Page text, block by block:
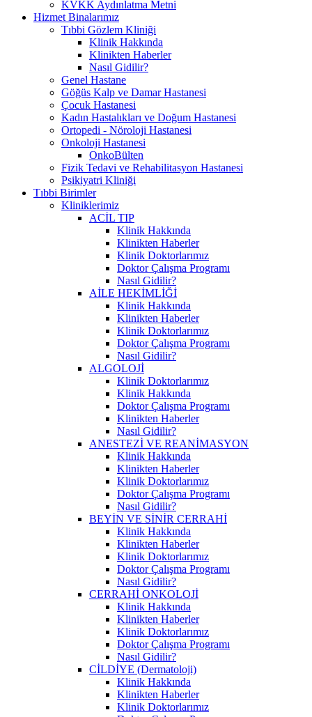
KVKK Aydınlatma Metni
Hizmet Binalarımız
Tıbbi Gözlem Kliniği
Klinik Hakkında
Klinikten Haberler
Nasıl Gidilir?
Genel Hastane
Göğüs Kalp ve Damar Hastanesi
Çocuk Hastanesi
Kadın Hastalıkları ve Doğum Hastanesi
Ortopedi - Nöroloji Hastanesi
Onkoloji Hastanesi
OnkoBülten
Fizik Tedavi ve Rehabilitasyon Hastanesi
Psikiyatri Kliniği
Tıbbi Birimler
Kliniklerimiz
ACİL TIP
Klinik Hakkında
Klinikten Haberler
Klinik Doktorlarımız
Doktor Çalışma Programı
Nasıl Gidilir?
AİLE HEKİMLİĞİ
Klinik Hakkında
Klinikten Haberler
Klinik Doktorlarımız
Doktor Çalışma Programı
Nasıl Gidilir?
ALGOLOJİ
Klinik Doktorlarımız
Klinik Hakkında
Doktor Çalışma Programı
Klinikten Haberler
Nasıl Gidilir?
ANESTEZİ VE REANİMASYON
Klinik Hakkında
Klinikten Haberler
Klinik Doktorlarımız
Doktor Çalışma Programı
Nasıl Gidilir?
BEYİN VE SİNİR CERRAHİ
Klinik Hakkında
Klinikten Haberler
Klinik Doktorlarımız
Doktor Çalışma Programı
Nasıl Gidilir?
CERRAHİ ONKOLOJİ
Klinik Hakkında
Klinikten Haberler
Klinik Doktorlarımız
Doktor Çalışma Programı
Nasıl Gidilir?
CİLDİYE (Dermatoloji)
Klinik Hakkında
Klinikten Haberler
Klinik Doktorlarımız